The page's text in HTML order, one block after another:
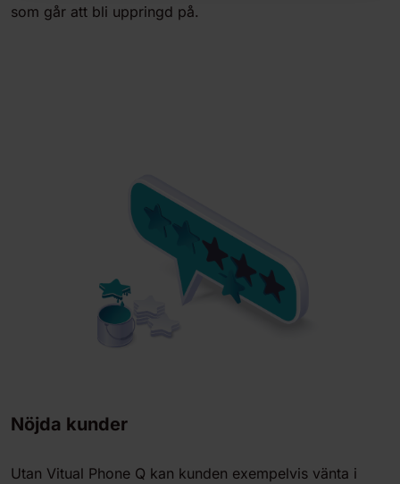
som går att bli uppringd på.
Nöjda kunder
Utan Vitual Phone Q kan kunden exempelvis vänta i